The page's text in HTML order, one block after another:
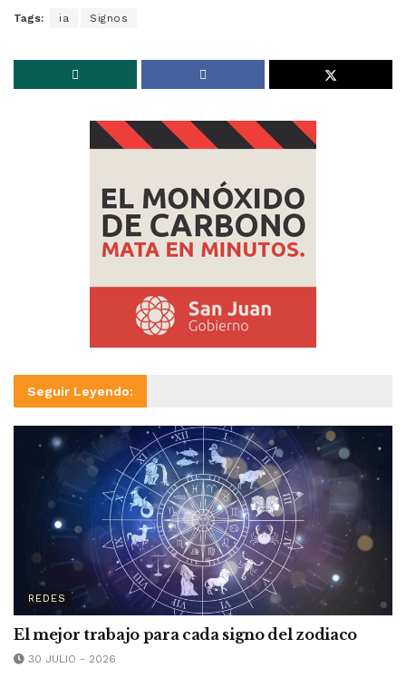
Tags: ia Signos
Seguir Leyendo:
REDES
El mejor trabajo para cada signo del zodiaco
30 JULIO - 2026